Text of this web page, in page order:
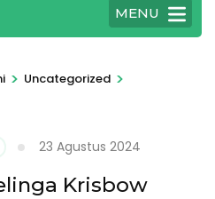
MENU
> Uncategorized >
23 Agustus 2024
Krisbow